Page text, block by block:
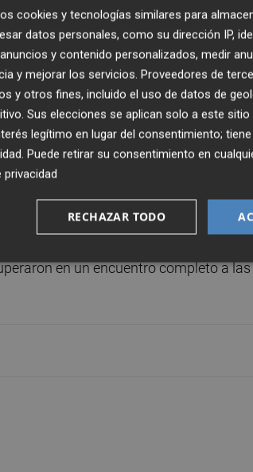
del torneo entre las tres mejores de
se interponía entre el combinado
les caracteriza. La primera mitad
para marcharnos al descanso 7-0
y España aprovechó para apretar y
Claudia Peña para poner el
en un encuentro completo a las
cookies y tecnologías similares para
datos personales, como su dirección IP,
y contenido personalizados, medir
y mejorar los servicios. Proveedores de
y otros fines, incluido el uso de datos de
Sus elecciones se aplican solo a este sitio
legítimo en lugar del consentimiento;
. Puede retirar su consentimiento en
privacidad
RECHAZAR TODO